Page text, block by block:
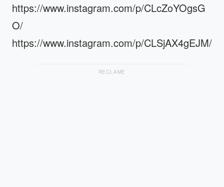
https://www.instagram.com/p/CLcZoYOgsG
O/
https://www.instagram.com/p/CLSjAX4gEJM/
RECLAME